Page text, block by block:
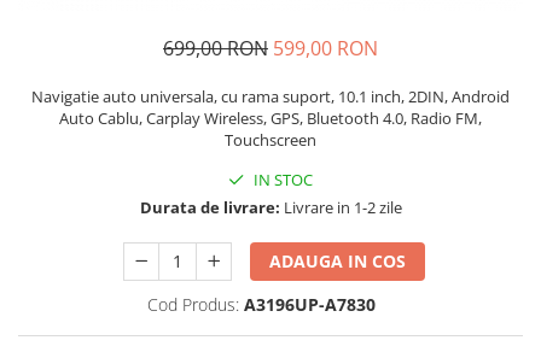
Navigatii Mitsubishi
Navigatii Volvo
Navigatii Mazda
Navigatii Smart
699,00 RON 599,00 RON
Navigatie auto universala, cu rama suport, 10.1 inch, 2DIN, Android
Auto Cablu, Carplay Wireless, GPS, Bluetooth 4.0, Radio FM,
Touchscreen
IN STOC
Durata de livrare: Livrare in 1-2 zile
ADAUGA IN COS
Cod Produs: A3196UP-A7830